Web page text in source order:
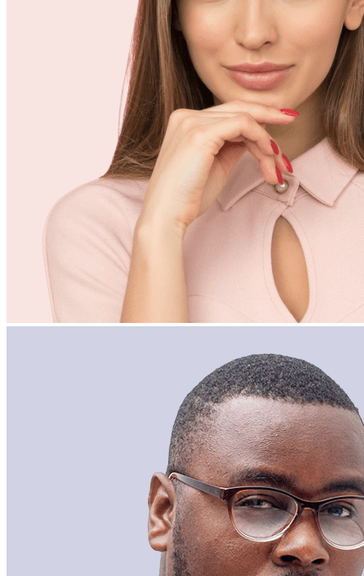
供先进的图表工具、自动化交易选项及丰富的交易品种。
这些平台旨在为您提供高效、有效交易所需的灵活性、工具与
支持,无论您身在何处。